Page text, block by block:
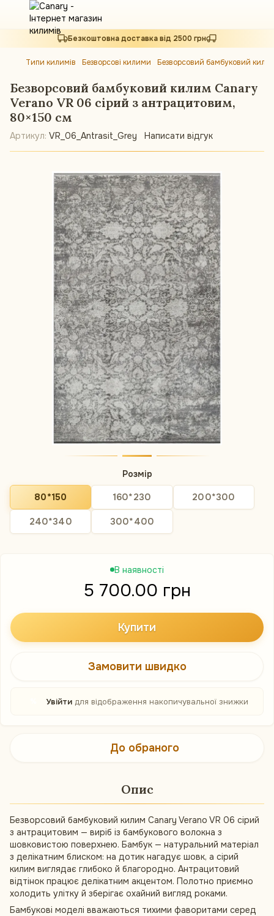
Безкоштовна доставка від 2500 грн
Типи килимів Безворсові килими Безворсовий бамбуковий
Безворсовий бамбуковий килим Canary
Verano VR 06 сірий з антрацитовим,
80×150 см
Артикул: VR_06_Antrasit_Grey Написати відгук
Розмір
80*150 160*230
200*300
240*340
300*400
В наявності
5 700.00 грн
Купити
Замовити швидко
Увійтидля відображення накопичувальної знижки
До обраного
Опис
Безворсовий бамбуковий килим Canary Verano VR 06 сірий
з антрацитовим — виріб із бамбукового волокна з
шовковистою поверхнею. Бамбук — натуральний матеріал
з делікатним блиском: на дотик нагадує шовк, а сірий
килим виглядає глибоко й благородно. Антрацитовий
відтінок працює делікатним акцентом. Полотно приємно
холодить улітку й зберігає охайний вигляд роками.
Бамбукові моделі вважаються тихими фаворитами серед